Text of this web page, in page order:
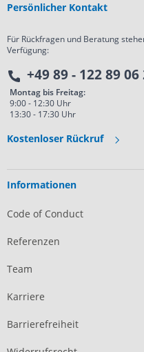
Persönlicher Kontakt
Für Rückfragen und Beratung
Verfügung:
+49 89 - 122 89 06
Montag bis Freitag:
9:00 - 12:30 Uhr
13:30 - 17:30 Uhr
Kostenloser Rückruf
Informationen
Code of Conduct
Referenzen
Team
Karriere
Barrierefreiheit